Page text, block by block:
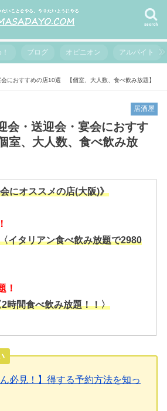
search
ブログ オピニオン アルバイト
会におすすめの店10選 【個室、大人数、食べ飲み放題】
居酒屋
会・送迎会・宴会におすす
、大人数、食べ飲み放
にオススメの店(大阪)》
イタリアン食べ飲み放題で2980
！
時間食べ飲み放題！！〉
必見！】得する予約方法を知っ